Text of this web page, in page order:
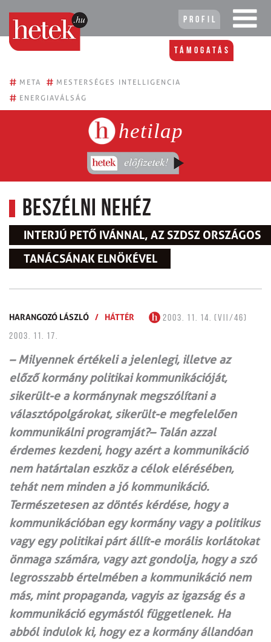
Profil
Támogatás
# META # MESTERSÉGES INTELLIGENCIA
# ENERGIAVÁLSÁG
hetilap
Beszélni nehéz
INTERJÚ PETŐ IVÁNNAL, AZ SZDSZ ORSZÁGOS
TANÁCSÁNAK ELNÖKÉVEL
HARANGOZÓ LÁSZLÓ / HÁTTÉR
2003. 11. 14. (VII/46)
2003. 11. 17.
– Milyennek értékeli a jelenlegi, illetve az
előző kormány politikai kommunikációját,
sikerült-e a kormánynak megszólítani a
választópolgárokat, sikerült-e megfelelően
kommunikálni programját?– Talán azzal
érdemes kezdeni, hogy azért a kommunikáció
nem határtalan eszköz a célok elérésében,
tehát nem minden a jó kommunikáció.
Természetesen az döntés kérdése, hogy a
kommunikációban egy kormány vagy a politikus
vagy egy politikai párt állít-e morális korlátokat
önmaga számára, vagy azt gondolja, hogy a szó
legrosszabb értelmében a kommunikáció nem
más, mint propaganda, vagyis az igazság és a
kommunikáció egymástól függetlenek. Ha
abból indulok ki, hogy ez a kormány állandóan